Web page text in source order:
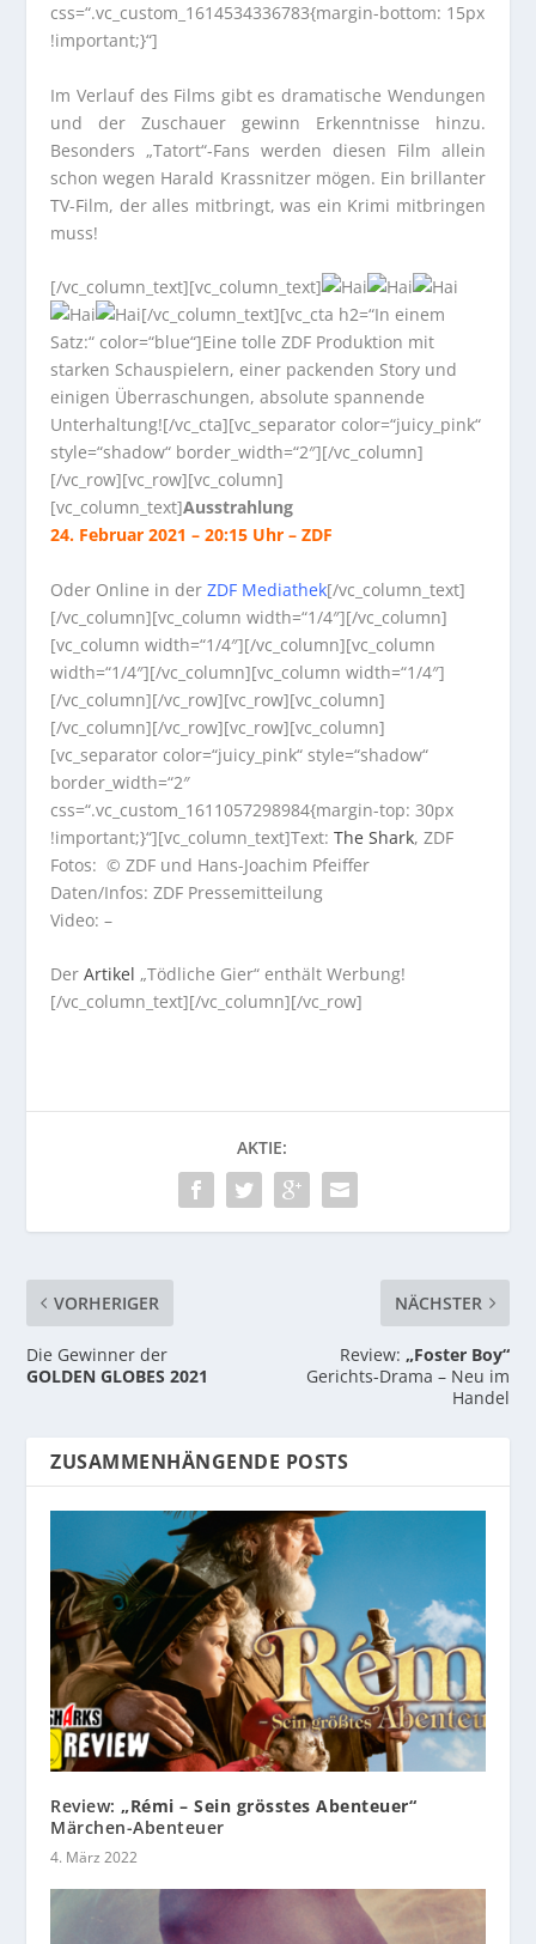
css=“.vc_custom_1614534336783{margin-bottom: 15px
!important;}“]
Im Verlauf des Films gibt es dramatische Wendungen
und der Zuschauer gewinn Erkenntnisse hinzu.
Besonders „Tatort“-Fans werden diesen Film allein
schon wegen Harald Krassnitzer mögen. Ein brillanter
TV-Film, der alles mitbringt, was ein Krimi mitbringen
muss!
[/vc_column_text][vc_column_text]
[/vc_column_text][vc_cta h2=“In einem
Satz:“ color=“blue“]Eine tolle ZDF Produktion mit
starken Schauspielern, einer packenden Story und
einigen Überraschungen, absolute spannende
Unterhaltung![/vc_cta][vc_separator color=“juicy_pink“
style=“shadow“ border_width=“2″][/vc_column]
[/vc_row][vc_row][vc_column]
[vc_column_text]Ausstrahlung
24. Februar 2021 – 20:15 Uhr – ZDF
Oder Online in derZDF Mediathek[/vc_column_text]
[/vc_column][vc_column width=“1/4″][/vc_column]
[vc_column width=“1/4″][/vc_column][vc_column
width=“1/4″][/vc_column][vc_column width=“1/4″]
[/vc_column][/vc_row][vc_row][vc_column]
[/vc_column][/vc_row][vc_row][vc_column]
[vc_separator color=“juicy_pink“ style=“shadow“
border_width=“2″
css=“.vc_custom_1611057298984{margin-top: 30px
!important;}“][vc_column_text]Text:The Shark, ZDF
Fotos: © ZDF und Hans-Joachim Pfeiffer
Daten/Infos: ZDF Pressemitteilung
Video: –
DerArtikel „Tödliche Gier“ enthält Werbung!
[/vc_column_text][/vc_column][/vc_row]
AKTIE:
VORHERIGER
Die Gewinner der
GOLDEN GLOBES 2021
NÄCHSTER
Review: „Foster Boy“
Gerichts-Drama – Neu im
Handel
ZUSAMMENHÄNGENDE POSTS
Review:„Rémi – Sein grösstes Abenteuer“
Märchen-Abenteuer
4. März 2022